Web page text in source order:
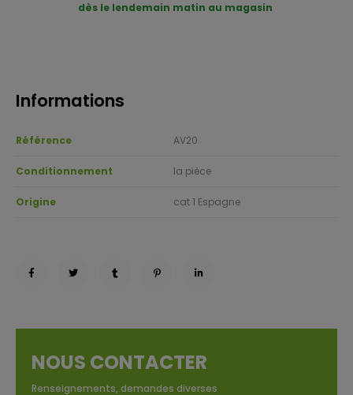
dès le lendemain matin au magasin
Informations
Référence AV20
Conditionnement la pièce
Origine cat 1 Espagne
NOUS CONTACTER
Renseignements, demandes diverses